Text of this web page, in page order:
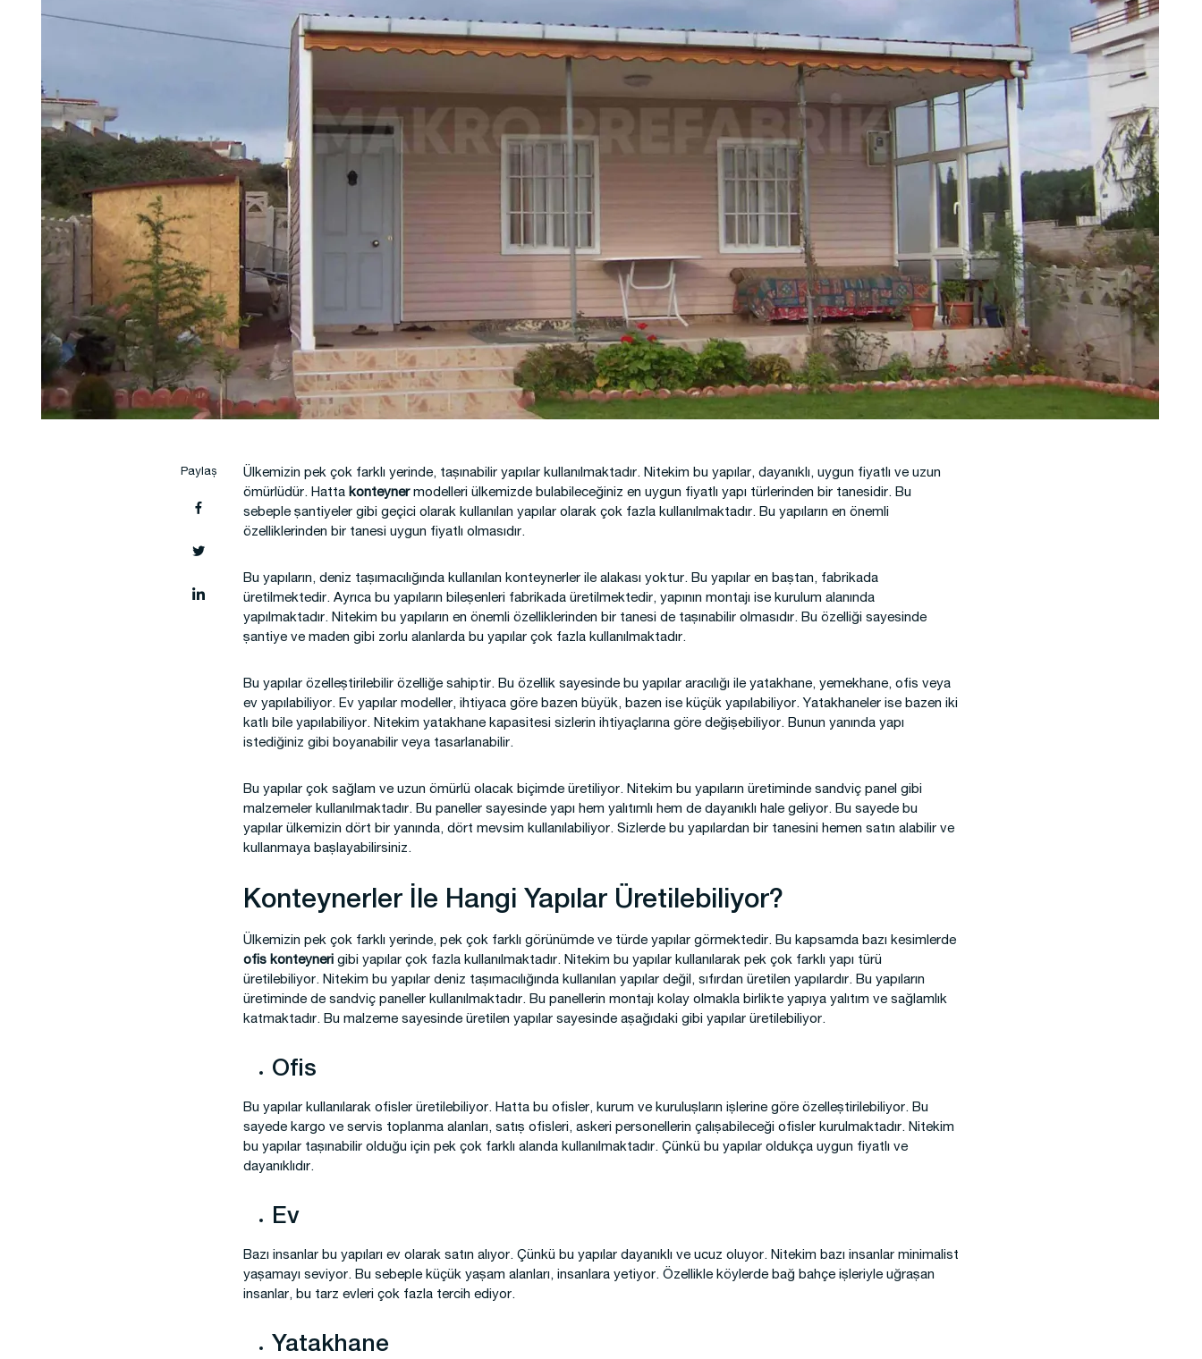
Prefabrik Dükkan Prefabrik Sosyal Tesis Binaları Prefabrik Kafeterya Prefabrik Okul Binaları
Prefabrik Kreş Bina Modelleri
Prefabrik Anaokulu Bina
Prefabrik Acil Afet Binaları Prefabrik WC Duş Binaları
İki Katlı Prefabrik Villa Prefabrik Bağ Evi Prefabrik Bungalov
Ülkemizin pek çok farklı yerinde, taşınabilir yapılar kullanılmaktadır. Nitekim bu yapılar, dayanıklı, uygun fiyatlı ve uzun
ömürlüdür. Hatta konteynermodelleri ülkemizde bulabileceğiniz en uygun fiyatlı yapı türlerinden bir tanesidir. Bu
sebeple şantiyeler gibi geçici olarak kullanılan yapılar olarak çok fazla kullanılmaktadır. Bu yapıların en önemli
özelliklerinden bir tanesi uygun fiyatlı olmasıdır.
Bu yapıların, deniz taşımacılığında kullanılan konteynerler ile alakası yoktur. Bu yapılar en baştan, fabrikada
üretilmektedir. Ayrıca bu yapıların bileşenleri fabrikada üretilmektedir, yapının montajı ise kurulum alanında
yapılmaktadır. Nitekim bu yapıların en önemli özelliklerinden bir tanesi de taşınabilir olmasıdır. Bu özelliği sayesinde
şantiye ve maden gibi zorlu alanlarda bu yapılar çok fazla kullanılmaktadır.
Bu yapılar özelleştirilebilir özelliğe sahiptir. Bu özellik sayesinde bu yapılar aracılığı ile yatakhane, yemekhane, ofis veya
ev yapılabiliyor. Ev yapılar modeller, ihtiyaca göre bazen büyük, bazen ise küçük yapılabiliyor. Yatakhaneler ise bazen iki
katlı bile yapılabiliyor. Nitekim yatakhane kapasitesi sizlerin ihtiyaçlarına göre değişebiliyor. Bunun yanında yapı
istediğiniz gibi boyanabilir veya tasarlanabilir.
Bu yapılar çok sağlam ve uzun ömürlü olacak biçimde üretiliyor. Nitekim bu yapıların üretiminde sandviç panel gibi
malzemeler kullanılmaktadır. Bu paneller sayesinde yapı hem yalıtımlı hem de dayanıklı hale geliyor. Bu sayede bu
yapılar ülkemizin dört bir yanında, dört mevsim kullanılabiliyor. Sizlerde bu yapılardan bir tanesini hemen satın alabilir ve
kullanmaya başlayabilirsiniz.
Konteynerler İle Hangi Yapılar Üretilebiliyor?
Ülkemizin pek çok farklı yerinde, pek çok farklı görünümde ve türde yapılar görmektedir. Bu kapsamda bazı kesimlerde
ofis konteyneri gibi yapılar çok fazla kullanılmaktadır. Nitekim bu yapılar kullanılarak pek çok farklı yapı türü
üretilebiliyor. Nitekim bu yapılar deniz taşımacılığında kullanılan yapılar değil, sıfırdan üretilen yapılardır. Bu yapıların
üretiminde de sandviç paneller kullanılmaktadır. Bu panellerin montajı kolay olmakla birlikte yapıya yalıtım ve sağlamlık
katmaktadır. Bu malzeme sayesinde üretilen yapılar sayesinde aşağıdaki gibi yapılar üretilebiliyor.
Ofis
Bu yapılar kullanılarak ofisler üretilebiliyor. Hatta bu ofisler, kurum ve kuruluşların işlerine göre özelleştirilebiliyor. Bu
sayede kargo ve servis toplanma alanları, satış ofisleri, askeri personellerin çalışabileceği ofisler kurulmaktadır. Nitekim
bu yapılar taşınabilir olduğu için pek çok farklı alanda kullanılmaktadır. Çünkü bu yapılar oldukça uygun fiyatlı ve
dayanıklıdır.
Ev
Bazı insanlar bu yapıları ev olarak satın alıyor. Çünkü bu yapılar dayanıklı ve ucuz oluyor. Nitekim bazı insanlar minimalist
yaşamayı seviyor. Bu sebeple küçük yaşam alanları, insanlara yetiyor. Özellikle köylerde bağ bahçe işleriyle uğraşan
insanlar, bu tarz evleri çok fazla tercih ediyor.
Yatakhane
Paylaş